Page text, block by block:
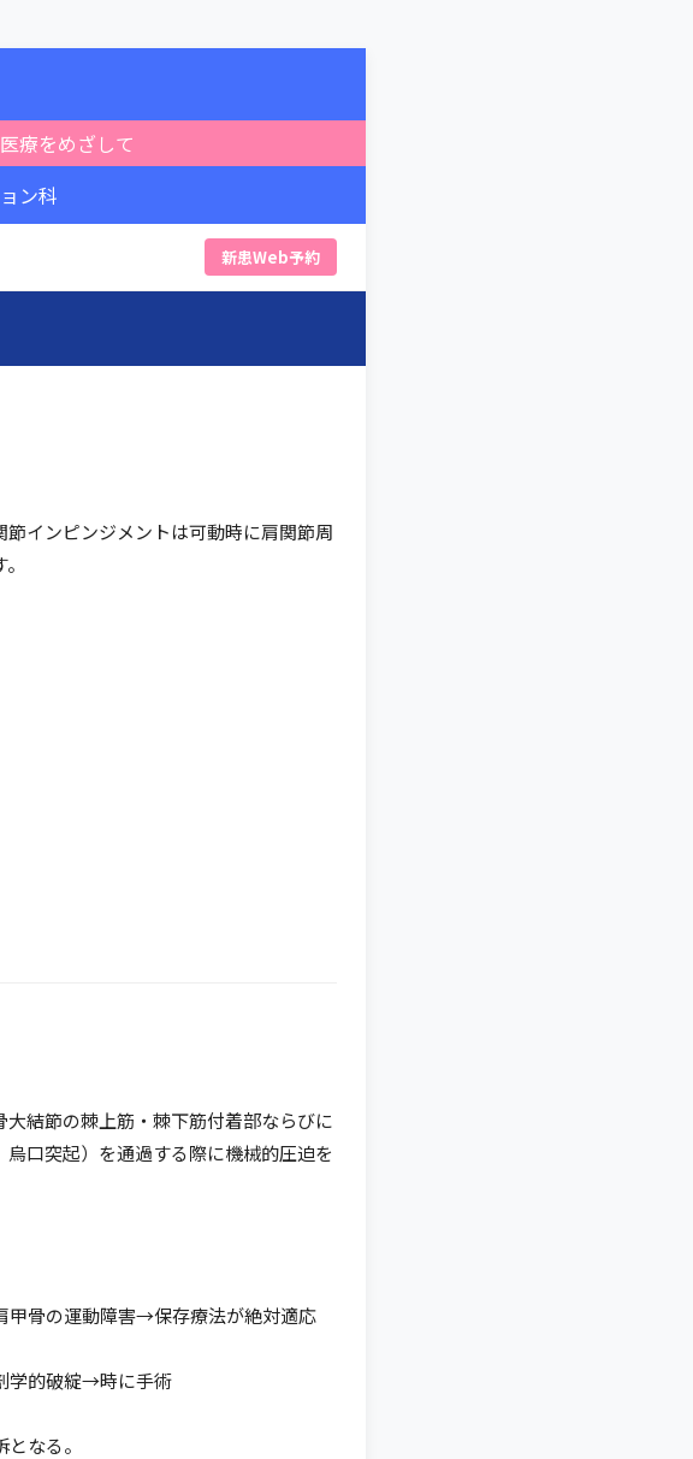
療をめざして
ン科
新患Web予約
インピンジメントは可動時に肩関節周
結節の棘上筋・棘下筋付着部ならびに
口突起）を通過する際に機械的圧迫を
甲骨の運動障害→保存療法が絶対適応
学的破綻→時に手術
なる。